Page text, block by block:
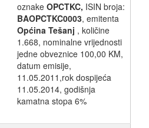
oznake OPCTKC, ISIN broja:
BAOPCTKC0003, emitenta
Općina Tešanj , količine
1.668, nominalne vrijednosti
jedne obveznice 100,00 KM,
datum emisije,
11.05.2011,rok dospijeća
11.05.2014, godišnja
kamatna stopa 6%